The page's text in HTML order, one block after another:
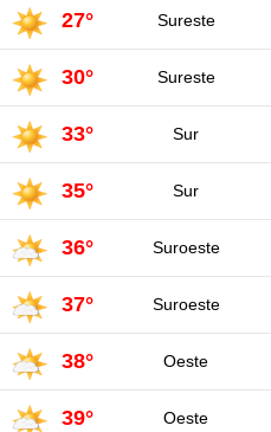
27° Sureste
30° Sureste
33° Sur
35° Sur
36° Suroeste
37° Suroeste
38° Oeste
39° Oeste